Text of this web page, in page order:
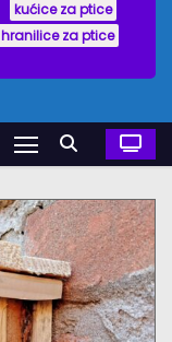
kućice za ptice
hranilice za ptice